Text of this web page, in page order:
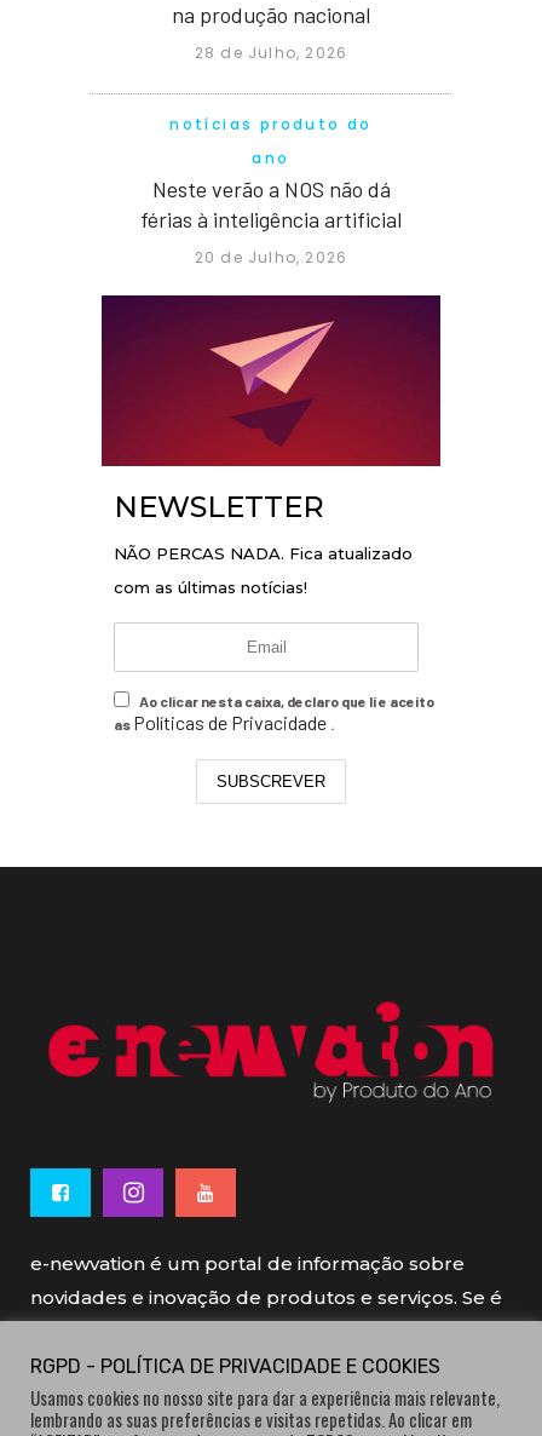
na produção nacional
28 de Julho, 2026
notícias produto do
ano
Neste verão a NOS não dá
férias à inteligência artificial
20 de Julho, 2026
NEWSLETTER
NÃO PERCAS NADA. Fica atualizado
com as últimas notícias!
Ao clicar nesta caixa, declaro que li e aceito
as Políticas de Privacidade
SUBSCREVER
e-newvation é um portal de informação sobre
novidades e inovação de produtos e serviços. Se é
e-newvation tem o patrocínio do “Produto do
RGPD - POLÍTICA DE PRIVACIDADE E COOKIES
Usamos cookies no nosso site para dar a experiência mais relevante,
lembrando as suas preferências e visitas repetidas. Ao clicar em